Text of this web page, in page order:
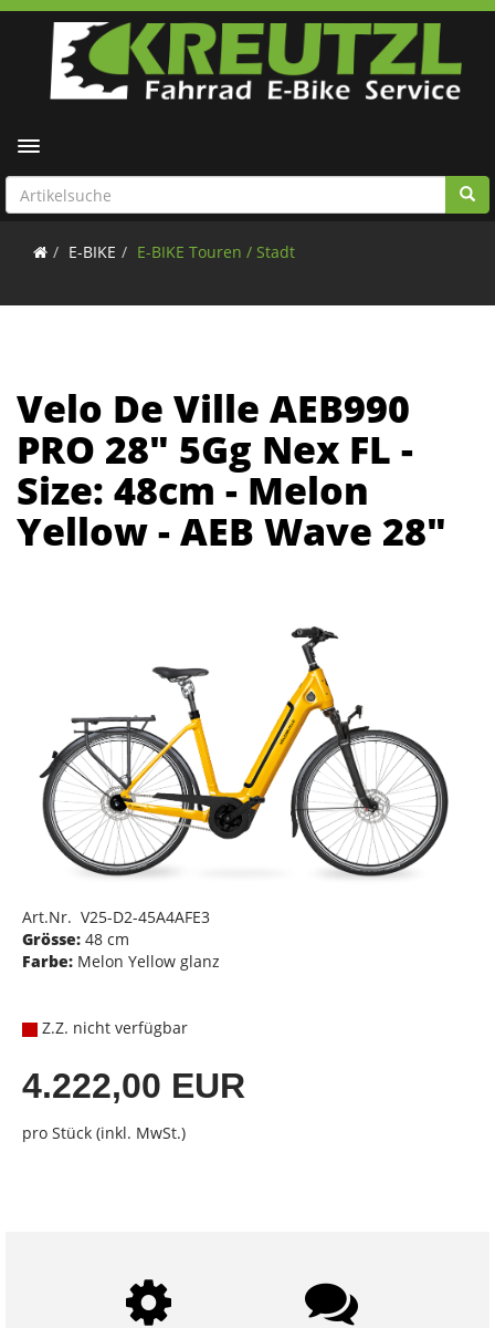
Toggle navigation
E-BIKE E-BIKE Touren / Stadt
Velo De Ville AEB990
PRO 28" 5Gg Nex FL -
Size: 48cm - Melon
Yellow - AEB Wave 28"
Art.Nr. V25-D2-45A4AFE3
Grösse: 48 cm
Farbe: Melon Yellow glanz
Z.Z. nicht verfügbar
4.222,00 EUR
pro Stück (inkl. MwSt.)